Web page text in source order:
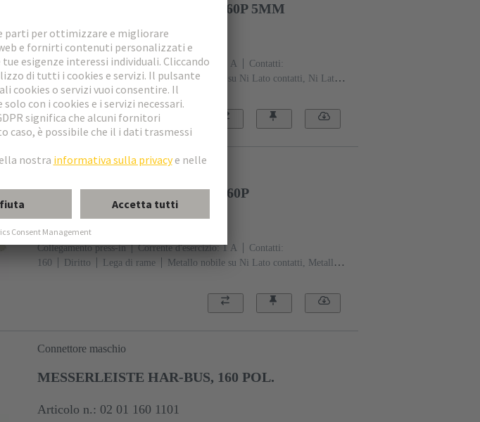
HAR-BUS FEM. STRAIGHT 160P 5MM
Articolo n.: 02 02 160 2201
Collegamento press-in Corrente d'esercizio: ‌1 A
Contatti:
160
Diritto Lega di rame
Metallo nobile su Ni Lato contatti, Ni Lato
collegamento
Classe di lavoro: 2, secondo IEC 61076-4-113
PCB: Con flangia di fissaggio
Polimero a cristalli liquidi (LCP) Beige
Connettore femmina
HAR-BUS FEM. STR. 17MM 160P
Collegamento press-in Corrente d'esercizio: ‌1 A
Contatti:
160
Diritto Lega di rame
Metallo nobile su Ni Lato contatti, Metallo
Fissaggio PCB: Con flangia di fissaggio
Polimero a cristalli liquidi
Connettore maschio
MESSERLEISTE HAR-BUS, 160 POL.
Articolo n.: 02 01 160 1101